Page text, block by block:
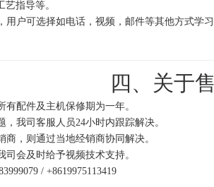
指导等。
用户可选择如电话，视频，邮件等其他方式学
四、关于
配件及主机保修期为一年。
我司客服人员24小时内跟踪解决。
，则通过当地经销商协同解决。
会及时给予视频技术支持。
/ +8619975113419